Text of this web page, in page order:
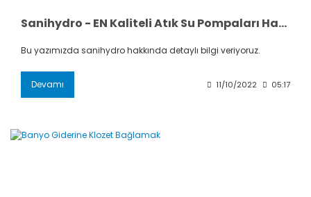
Sanihydro - EN Kaliteli Atık Su Pompaları Hakkında Herşey
Bu yazımızda sanihydro hakkında detaylı bilgi veriyoruz.
Devamı 11/10/2022 05:17